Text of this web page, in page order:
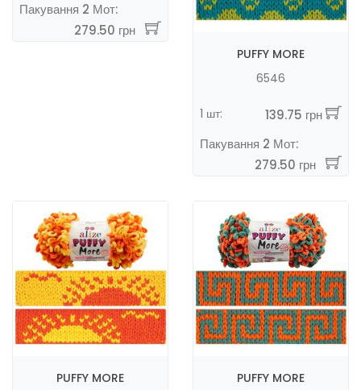
Пакування 2 Мот:
279.50 грн
PUFFY MORE
6546
1 шт:
139.75 грн
Пакування 2 Мот:
279.50 грн
PUFFY MORE
PUFFY MORE